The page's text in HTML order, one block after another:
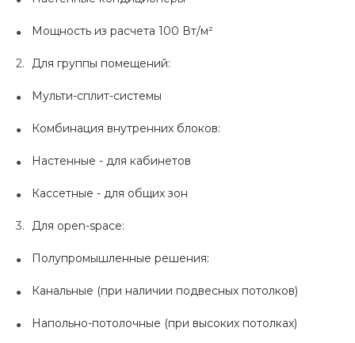
Мощность из расчета 100 Вт/м²
Для группы помещений:
Мульти-сплит-системы
Комбинация внутренних блоков:
Настенные - для кабинетов
Кассетные - для общих зон
Для open-space:
Полупромышленные решения:
Канальные (при наличии подвесных потолков)
Напольно-потолочные (при высоких потолках)